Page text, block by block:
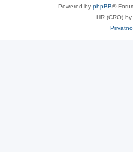
Powered by phpBB®
HR (CRO) by